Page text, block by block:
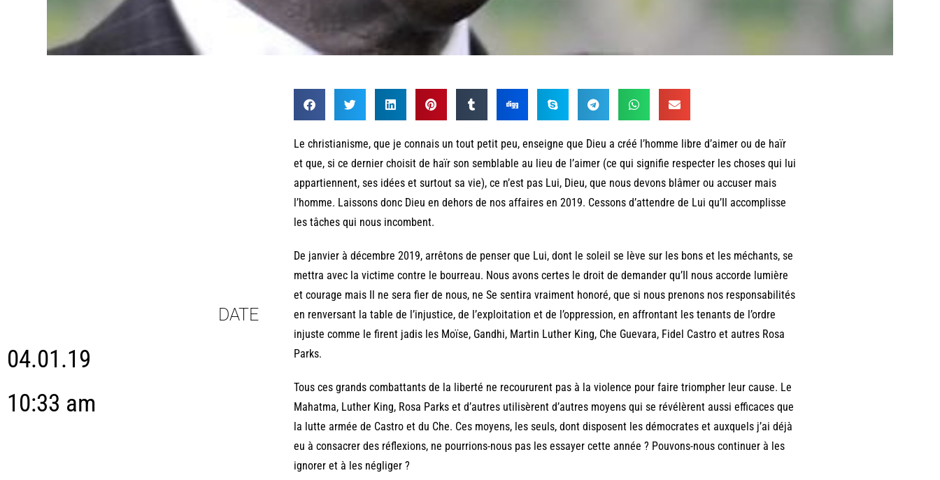
DATE
04.01.19
10:33 am
Le christianisme, que je connais un tout petit peu, enseigne que Dieu a créé l’homme libre d’aimer ou de haïr
et que, si ce dernier choisit de haïr son semblable au lieu de l’aimer (ce qui signifie respecter les choses qui lui
appartiennent, ses idées et surtout sa vie), ce n’est pas Lui, Dieu, que nous devons blâmer ou accuser mais
l’homme. Laissons donc Dieu en dehors de nos affaires en 2019. Cessons d’attendre de Lui qu’Il accomplisse
les tâches qui nous incombent.
De janvier à décembre 2019, arrêtons de penser que Lui, dont le soleil se lève sur les bons et les méchants, se
mettra avec la victime contre le bourreau. Nous avons certes le droit de demander qu’Il nous accorde lumière
et courage mais Il ne sera fier de nous, ne Se sentira vraiment honoré, que si nous prenons nos responsabilités
en renversant la table de l’injustice, de l’exploitation et de l’oppression, en affrontant les tenants de l’ordre
injuste comme le firent jadis les Moïse, Gandhi, Martin Luther King, Che Guevara, Fidel Castro et autres Rosa
Parks.
Tous ces grands combattants de la liberté ne recoururent pas à la violence pour faire triompher leur cause. Le
Mahatma, Luther King, Rosa Parks et d’autres utilisèrent d’autres moyens qui se révélèrent aussi efficaces que
la lutte armée de Castro et du Che. Ces moyens, les seuls, dont disposent les démocrates et auxquels j’ai déjà
eu à consacrer des réflexions, ne pourrions-nous pas les essayer cette année ? Pouvons-nous continuer à les
ignorer et à les négliger ?